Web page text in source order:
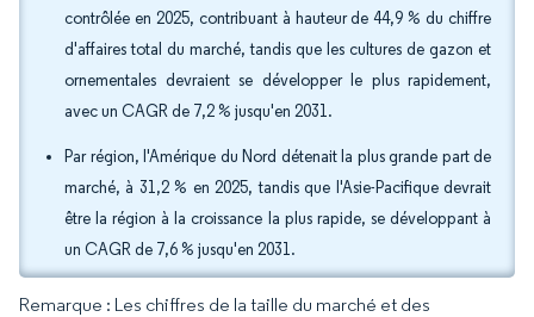
contrôlée en 2025, contribuant à hauteur de 44,9 % du chiffre
d'affaires total du marché, tandis que les cultures de gazon et
ornementales devraient se développer le plus rapidement,
avec un CAGR de 7,2 % jusqu'en 2031.
Par région, l'Amérique du Nord détenait la plus grande part de
marché, à 31,2 % en 2025, tandis que l'Asie-Pacifique devrait
être la région à la croissance la plus rapide, se développant à
un CAGR de 7,6 % jusqu'en 2031.
Remarque : Les chiffres de la taille du marché et des